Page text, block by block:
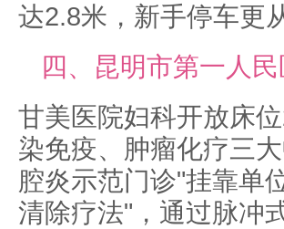
达2.8米，新手停车更
四、昆明市第一人
甘美医院妇科开放床
染免疫、肿瘤化疗三
腔炎示范门诊"挂靠单
清除疗法"，通过脉冲